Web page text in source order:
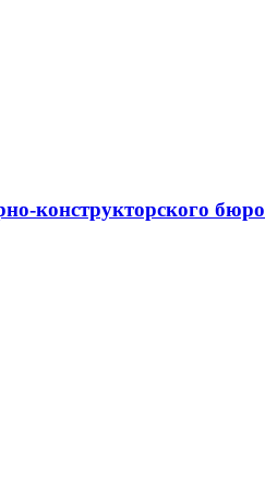
конструкторского бюро